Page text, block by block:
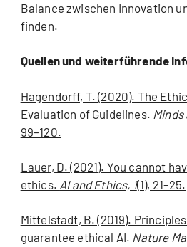
Balance zwischen Innovation
finden.
Quellen und weiterführende
Hagendorff, T. (2020). The
Evaluation of Guidelines. Minds
99–120.
Lauer, D. (2021). You cannot
ethics. AI and Ethics, 1(1), 21–25.
Mittelstadt, B. (2019).
guarantee ethical AI. Nature